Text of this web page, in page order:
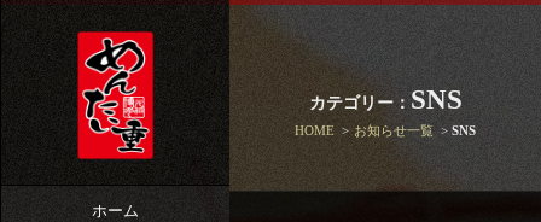
ホーム
カテゴリー： SNS
HOME お知らせ一覧 SNS